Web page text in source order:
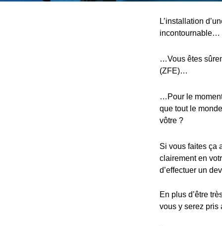
L’installation
incontournable…
…Vous êtes
(ZFE)…
…Pour le
que tout le
vôtre ?
Si vous faites ça
clairement en
d’effectuer un
En plus d’être
vous y serez pris